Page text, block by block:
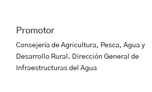
Promotor
Consejería de Agricultura, Pesca, Agua y
Desarrollo Rural. Dirección General de
Infraestructuras del Agua